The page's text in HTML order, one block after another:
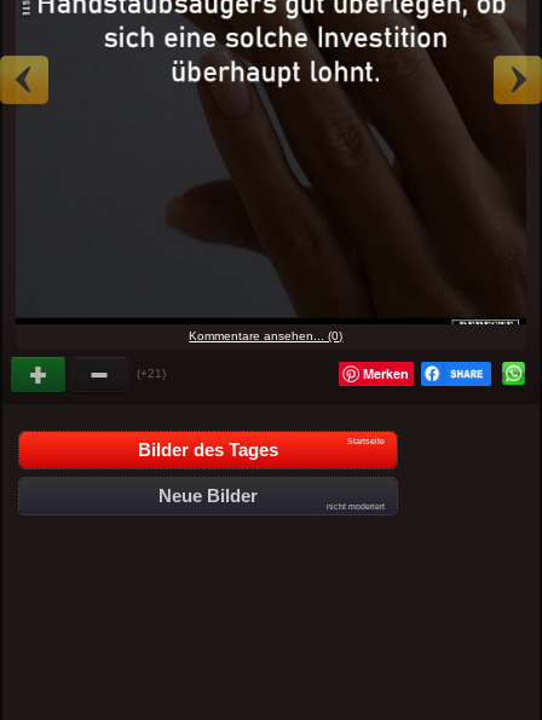
Kommentare ansehen... (0)
(+21) Merken
Bilder des Tages Startseite
Neue Bilder
nicht moderiert